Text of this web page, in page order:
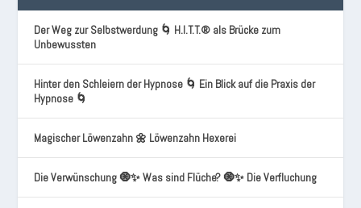
Der Weg zur Selbstwerdung 🌀 H.I.T.T.® als Brücke zum
Unbewussten
Hinter den Schleiern der Hypnose 🌀 Ein Blick auf die Praxis der
Hypnose 🌀
Magischer Löwenzahn 🌼 Löwenzahn Hexerei
Die Verwünschung 🧿✨ Was sind Flüche? 🧿✨ Die Verfluchung